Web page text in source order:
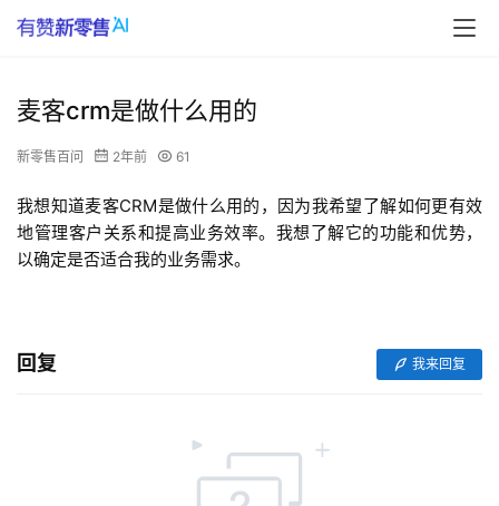
麦客crm是做什么用的
新零售百问 2年前 61
我想知道麦客CRM是做什么用的，因为我希望了解如何更有效
地管理客户关系和提高业务效率。我想了解它的功能和优势，
以确定是否适合我的业务需求。
回复 我来回复